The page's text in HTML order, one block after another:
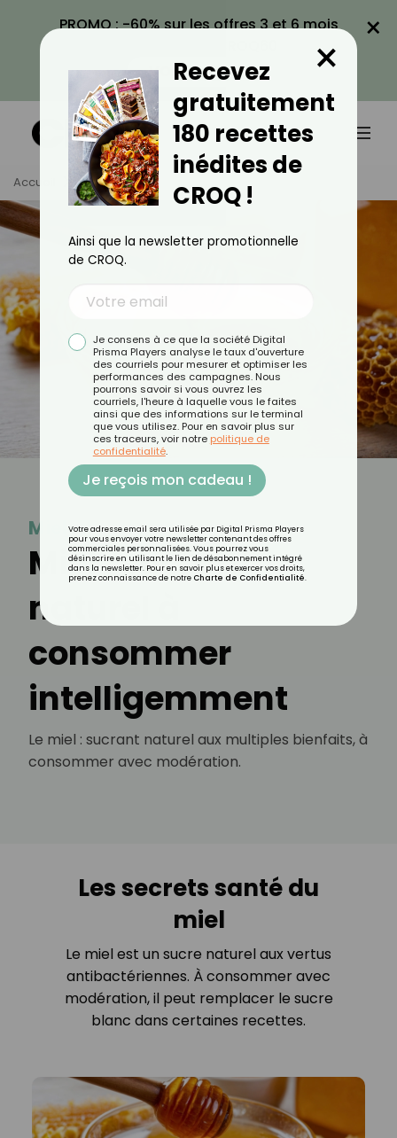
PROMO : -60% sur les offres 3 et 6 mois
VOIR LA PROMO
×
Accueil Tag Miel
Miel
Miel : sucrant
naturel à
consommer
intelligemment
Le miel : sucrant naturel aux multiples bienfaits, à
consommer avec modération.
Les secrets santé du
miel
Le miel est un sucre naturel aux vertus
antibactériennes. À consommer avec
modération, il peut remplacer le sucre
blanc dans certaines recettes.
Recevez
gratuitement
180 recettes
inédites de
CROQ !
×
Ainsi que la newsletter promotionnelle
de CROQ.
Je consens à ce que la société Digital
Prisma Players analyse le taux d'ouverture
des courriels pour mesurer et optimiser les
performances des campagnes. Nous
pourrons savoir si vous ouvrez les
courriels, l'heure à laquelle vous le faites
ainsi que des informations sur le terminal
que vous utilisez. Pour en savoir plus sur
ces traceurs, voir notre politique de
confidentialité.
Je reçois mon cadeau !
Votre adresse email sera utilisée par Digital Prisma Players
pour vous envoyer votre newsletter contenant des offres
commerciales personnalisées. Vous pourrez vous
désinscrire en utilisant le lien de désabonnement intégré
dans la newsletter. Pour en savoir plus et exercer vos droits,
prenez connaissance de notre Charte de Confidentialité.